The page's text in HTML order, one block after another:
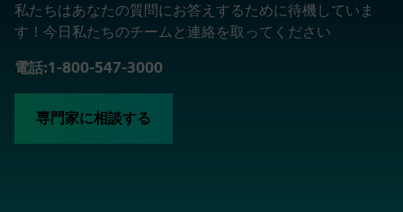
私たちはあなたの質問にお答えするために待機していま
す！今日私たちのチームと連絡を取ってください
電話:1-800-547-3000
専門家に相談する